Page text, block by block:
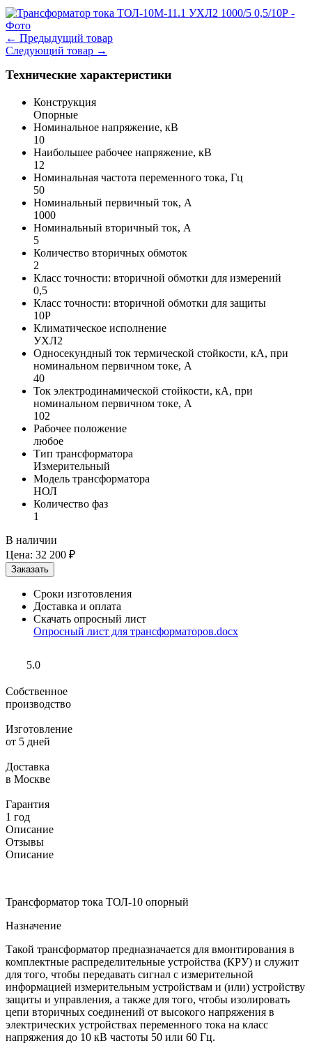
← Предыдущий товар
Следующий товар →
Технические характеристики
Конструкция
Опорные
Номинальное напряжение, кВ
10
Наибольшее рабочее напряжение, кВ
12
Номинальная частота переменного тока, Гц
50
Номинальный первичный ток, А
1000
Номинальный вторичный ток, А
5
Количество вторичных обмоток
2
Класс точности: вторичной обмотки для измерений
0,5
Класс точности: вторичной обмотки для защиты
10P
Климатическое исполнение
УХЛ2
Односекундный ток термической стойкости, кА, при
номинальном первичном токе, А
40
Ток электродинамической стойкости, кА, при
номинальном первичном токе, А
102
Рабочее положение
любое
Тип трансформатора
Измерительный
Модель трансформатора
НОЛ
Количество фаз
1
В наличии
Цена: 32 200 ₽
Сроки изготовления
Доставка и оплата
Скачать опросный лист
Опросный лист для трансформаторов.docx
5.0
Собственное
производство
Изготовление
от 5 дней
Доставка
в Москве
Гарантия
1 год
Описание
Отзывы
Описание
Трансформатор тока ТОЛ-10 опорный
Назначение
Такой трансформатор предназначается для вмонтирования в
комплектные распределительные устройства (КРУ) и служит
для того, чтобы передавать сигнал с измерительной
информацией измерительным устройствам и (или) устройству
защиты и управления, а также для того, чтобы изолировать
цепи вторичных соединений от высокого напряжения в
электрических устройствах переменного тока на класс
напряжения до 10 кВ частоты 50 или 60 Гц.